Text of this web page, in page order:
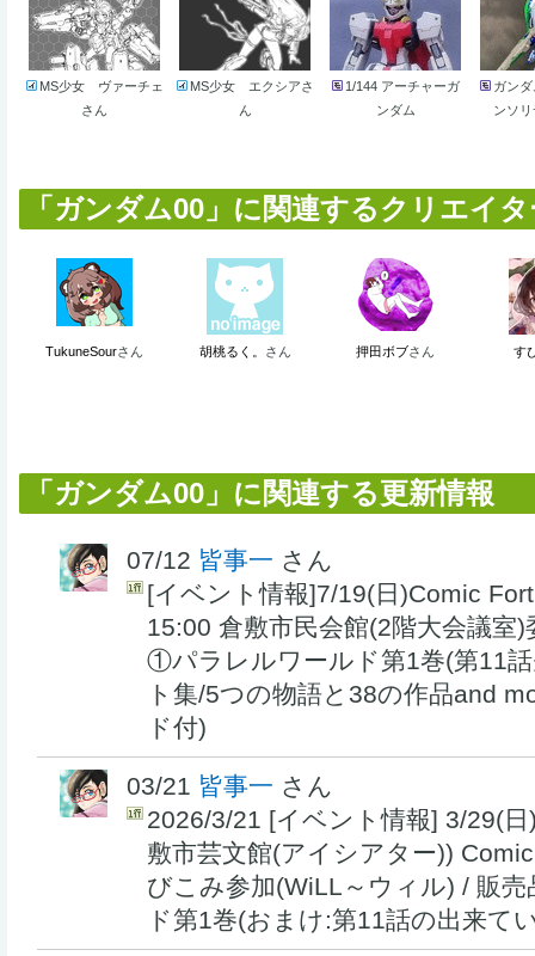
MS少女 ヴァーチェ
さん
MS少女 エクシアさ
ん
1/144 アーチャーガ
ンダム
ガン
ンソ
「ガンダム00」に関連するクリエイ
TukuneSourさん 胡桃るく。 さん 押田ボブさん す
「ガンダム00」に関連する更新情報
07/12 皆事一 さん
[イベント情報]7/19(日)Comic
15:00 倉敷市民会館(2階大会議室
①パラレルワールド第1巻(第11
ト集/5つの物語と38の作品and
ド付)
03/21 皆事一 さん
2026/3/21 [イベント情報] 3/29(
敷市芸文館(アイシアター))
びこみ参加(WiLL～ウィル) / 販
ド第1巻(おまけ:第11話の出来て